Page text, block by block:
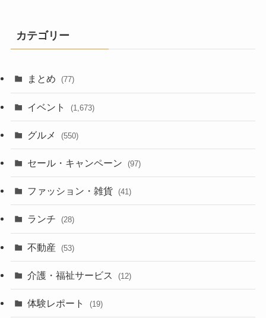
カテゴリー
まとめ (77)
イベント (1,673)
グルメ (550)
セール・キャンペーン (97)
ファッション・雑貨 (41)
ランチ (28)
不動産 (53)
介護・福祉サービス (12)
体験レポート (19)